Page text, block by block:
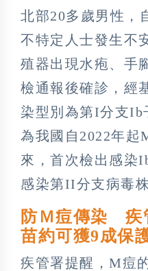
北部20多歲男性，
不特定人士發生不
殖器出現水疱、手
檢通報後確診，經
染型別為第I分支Ib
為我國自2022年起
來，首次檢出感染
感染第II分支病毒株
防Ｍ痘傳染 疾
苗約可獲9成保
疾管署提醒，M痘